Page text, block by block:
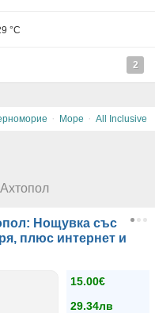
рецепция по 50% от
°C
2
· Море · All Inclusive
Нощувка със
плюс интернет и
15.00€
29.34лв